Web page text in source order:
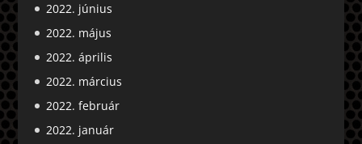
2022. június
2022. május
2022. április
2022. március
2022. február
2022. január